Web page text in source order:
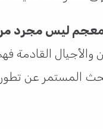
ليس مجرد
والأجيال القادمة
المستمر عن تطور